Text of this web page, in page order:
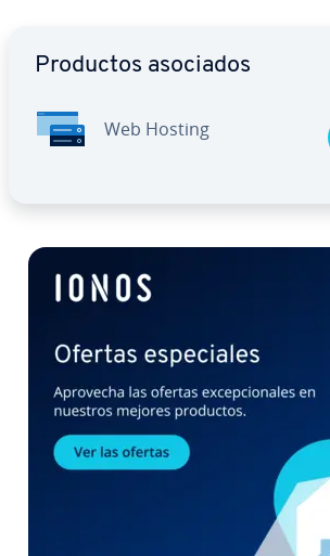
Productos asociados
Web Hosting